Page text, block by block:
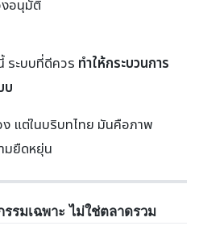
งอนุมัติ
ระบบที่ดีควร ทำให้กระบวนการ
บ
แต่ในบริบทไทย มันคือภาพ
มยืดหยุ่น
รมเฉพาะ ไม่ใช่ตลาดรวม